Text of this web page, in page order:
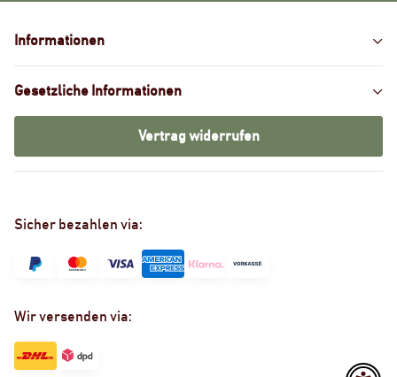
Informationen
Gesetzliche Informationen
Vertrag widerrufen
Sicher bezahlen via:
Wir versenden via: